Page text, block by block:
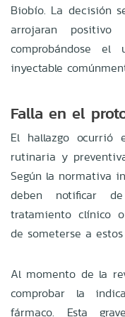
Biobío. La decisión
arrojaran
comprobándose
inyectable
Falla en el
El hallazgo ocurrió
rutinaria y
Según la normativa
deben notificar
tratamiento clínico
de someterse a estos
Al momento de la
comprobar la
fármaco. Esta